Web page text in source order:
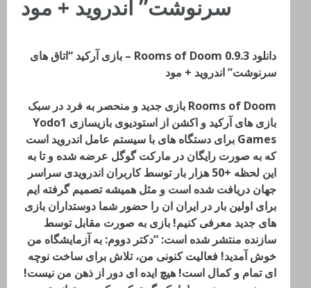
سرنوشت” اندروید + مود
دانلود Rooms of Doom 0.9.3 – بازی آرکید “اتاق های
سرنوشت” اندروید + مود
Rooms of Doom بازی جدید و منحصر به فرد در سبک
بازی های آرکید و اکشن از استودیوی بازیسازی Yodo1
Games برای دستگاه های با سیستم عامل اندروید است
که به صورت رایگان در مارکت گوگل عرضه شده و تا به
این لحظه +50 هزار بار توسط کاربران اندرویدی سراسر
جهان دریافت شده است و مثل همیشه تصمیم گرفته ایم
برای اولین بار در ایران ان را حضور شما دوستداران بازی
های جدید معرفی کنیم! بازی به صورت مقابل توسط
سازنده منتشر شده است: “دکتر دووم: به آزمایشگاه من
خوش آمدید! فعالیت کنونی من، تلاش برای ساخت نوچه
ای تمام و کمال است! هیچ ایده ای دور از ذهن من نیست!